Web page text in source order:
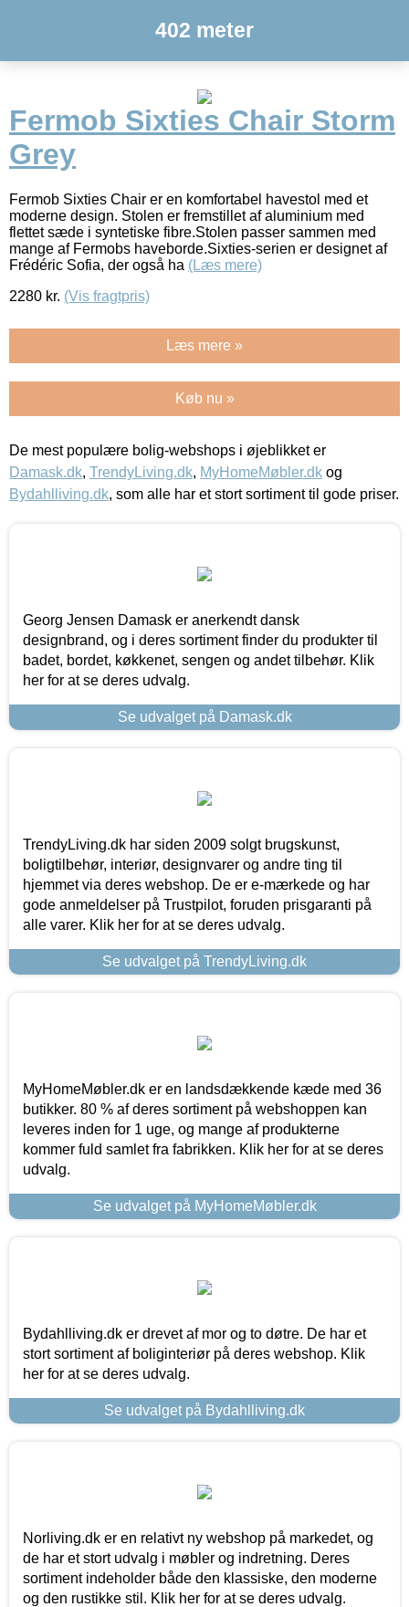
402 meter
Fermob Sixties Chair Storm
Grey
Fermob Sixties Chair er en komfortabel havestol med et
moderne design. Stolen er fremstillet af aluminium med
flettet sæde i syntetiske fibre.Stolen passer sammen med
mange af Fermobs haveborde.Sixties-serien er designet af
Frédéric Sofia, der også ha (Læs mere)
2280 kr. (Vis fragtpris)
Læs mere »
Køb nu »
De mest populære bolig-webshops i øjeblikket er
Damask.dk, TrendyLiving.dk, MyHomeMøbler.dk og
Bydahlliving.dk, som alle har et stort sortiment til gode priser.
Georg Jensen Damask er anerkendt dansk
designbrand, og i deres sortiment finder du produkter til
badet, bordet, køkkenet, sengen og andet tilbehør. Klik
her for at se deres udvalg.
Se udvalget på Damask.dk
TrendyLiving.dk har siden 2009 solgt brugskunst,
boligtilbehør, interiør, designvarer og andre ting til
hjemmet via deres webshop. De er e-mærkede og har
gode anmeldelser på Trustpilot, foruden prisgaranti på
alle varer. Klik her for at se deres udvalg.
Se udvalget på TrendyLiving.dk
MyHomeMøbler.dk er en landsdækkende kæde med 36
butikker. 80 % af deres sortiment på webshoppen kan
leveres inden for 1 uge, og mange af produkterne
kommer fuld samlet fra fabrikken. Klik her for at se deres
udvalg.
Se udvalget på MyHomeMøbler.dk
Bydahlliving.dk er drevet af mor og to døtre. De har et
stort sortiment af boliginteriør på deres webshop. Klik
her for at se deres udvalg.
Se udvalget på Bydahlliving.dk
Norliving.dk er en relativt ny webshop på markedet, og
de har et stort udvalg i møbler og indretning. Deres
sortiment indeholder både den klassiske, den moderne
og den rustikke stil. Klik her for at se deres udvalg.